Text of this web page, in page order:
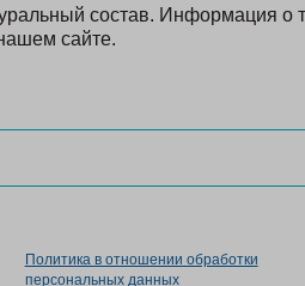
состав. Информация о
сайте.
Политика в отношении обработки
персональных данных